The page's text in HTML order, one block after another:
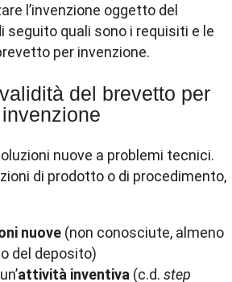
l’invenzione oggetto del
seguito quali sono i requisiti e le
per invenzione.
del brevetto per
invenzione
nuove a problemi tecnici.
di prodotto o di procedimento,
nuove (non conosciute, almeno
del deposito)
attività inventiva (c.d. step